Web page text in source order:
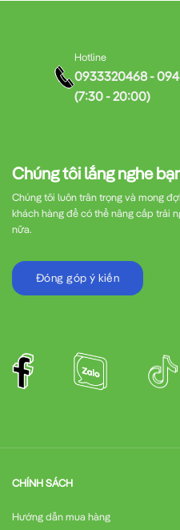
Chúng tôi lắng nghe
Chúng tôi luôn trân trọng và mong
khách hàng để có thể nâng cấp trải
nữa.
Đóng góp ý kiến
Hotline
0933320468 -
(7:30 - 20:00)
CHÍNH SÁCH
Hướng dẫn mua hàng